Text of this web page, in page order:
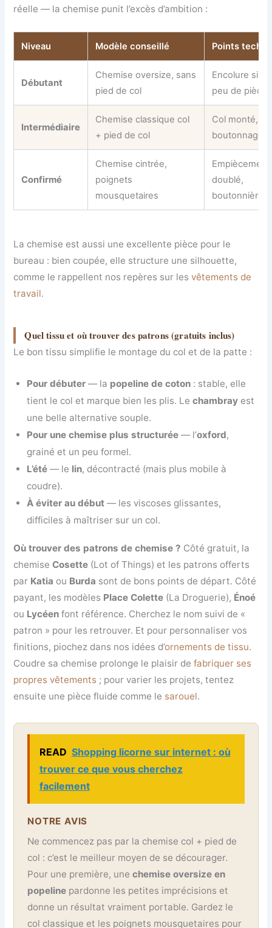
réelle — la chemise punit l’excès d’ambition :
Niveau Modèle conseillé Points
Débutant
Chemise oversize, sans
pied de col
Encolure
peu de pièces
Intermédiaire
Chemise classique col
+ pied de col
Col monté,
boutonnage
Confirmé
Chemise cintrée,
poignets
mousquetaires
Empiècement
doublé,
boutonnières
La chemise est aussi une excellente pièce pour le
bureau : bien coupée, elle structure une silhouette,
comme le rappellent nos repères sur lesvêtements de
travail.
Quel tissu et où trouver des patrons (gratuits inclus)
Le bon tissu simplifie le montage du col et de la patte :
Pour débuter — la popeline de coton : stable, elle
tient le col et marque bien les plis. Lechambray est
une belle alternative souple.
Pour une chemise plus structurée — l’oxford,
grainé et un peu formel.
L’été — le lin, décontracté (mais plus mobile à
coudre).
À éviter au début — les viscoses glissantes,
difficiles à maîtriser sur un col.
Où trouver des patrons de chemise ? Côté gratuit, la
chemiseCosette (Lot of Things) et les patrons offerts
par Katia ou Burda sont de bons points de départ. Côté
payant, les modèles Place Colette (La Droguerie), Énoé
ou Lycéen font référence. Cherchez le nom suivi de «
patron » pour les retrouver. Et pour personnaliser vos
finitions, piochez dans nos idées d’ornements de tissu.
Coudre sa chemise prolonge le plaisir defabriquer ses
propres vêtements ; pour varier les projets, tentez
ensuite une pièce fluide comme le sarouel.
READ Shopping licorne sur internet : où
trouver ce que vous cherchez
facilement
NOTRE AVIS
Ne commencez pas par la chemise col + pied de
col : c’est le meilleur moyen de se décourager.
Pour une première, unechemise oversize en
popeline pardonne les petites imprécisions et
donne un résultat vraiment portable. Gardez le
col classique et les poignets mousquetaires pour